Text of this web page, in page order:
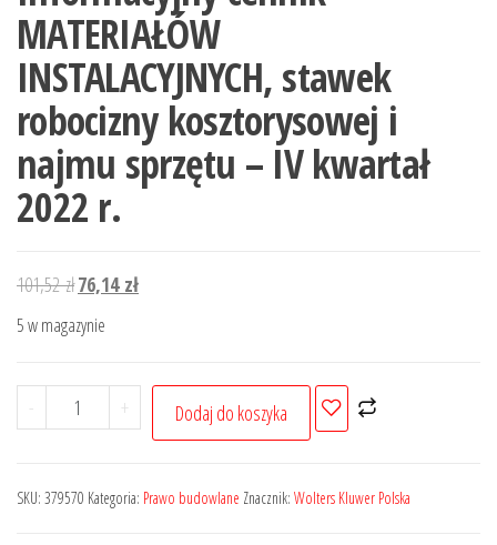
MATERIAŁÓW
INSTALACYJNYCH, stawek
robocizny kosztorysowej i
najmu sprzętu – IV kwartał
2022 r.
101,52złPierwotna
cena
wynosiła:
76,14 złAktualna
5 w magazynie
-
ilość
Informacyjny
MATERIAŁÓW
+ Dodaj do koszyka
SKU: 379570 Kategoria: Prawo budowlane Znacznik: Wolters Kluwer Polska